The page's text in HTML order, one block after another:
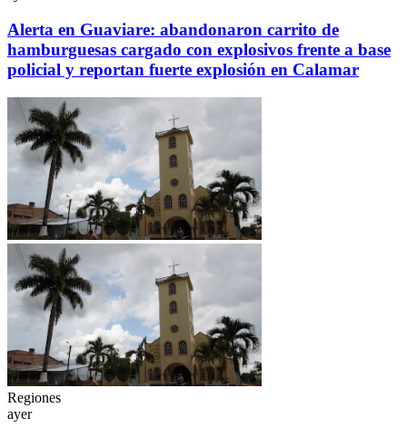
Alerta en Guaviare: abandonaron carrito de
hamburguesas cargado con explosivos frente a base
policial y reportan fuerte explosión en Calamar
Regiones
ayer